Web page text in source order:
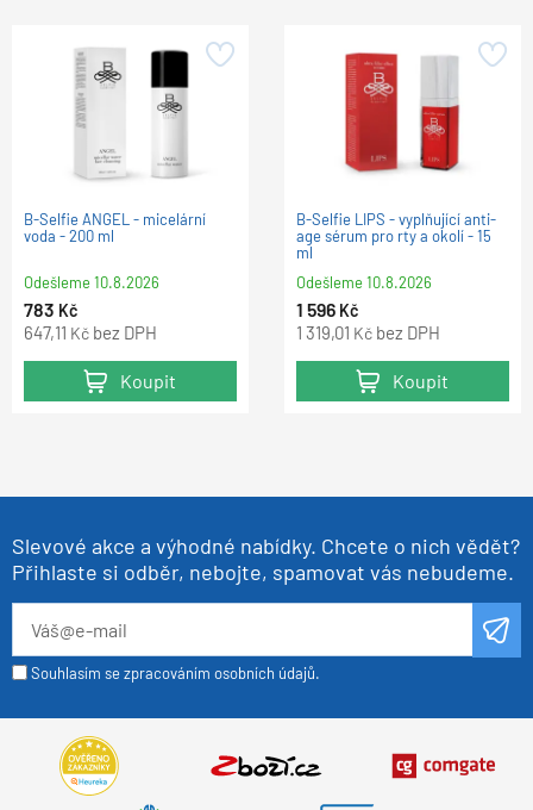
B-Selfie ANGEL - micelární
voda - 200 ml
Odešleme10.8.2026
783 Kč
647,11 Kč bez DPH
Koupit
B-Selfie LIPS - vyplňující anti-
age sérum pro rty a okolí - 15
ml
Odešleme10.8.2026
1 596 Kč
1 319,01 Kč bez DPH
Koupit
Slevové akce a výhodné nabídky. Chcete o nich vědět?
Přihlaste si odběr, nebojte, spamovat vás nebudeme.
Souhlasím se zpracováním osobních údajů.